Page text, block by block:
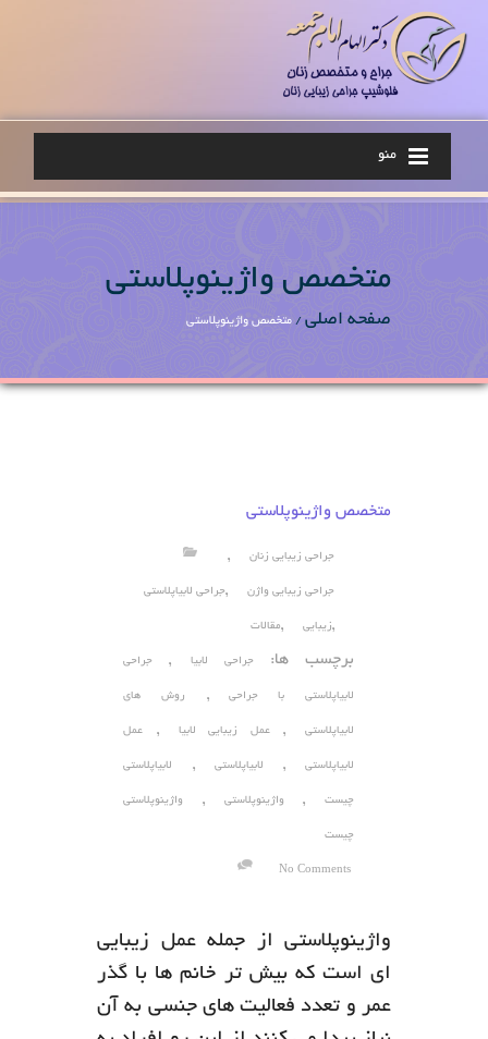
منو
متخصص واژینوپلاستی
صفحه اصلی / متخصص واژینوپلاستی
متخصص واژینوپلاستی
جراحی زیبایی زنان ,
جراحی زیبایی واژن ,جراحی لابیاپلاستی
,زیبایی ,مقالات
برچسب ها: جراحی لابیا , جراحی
لابیاپلاستی با جراحی , روش های
لابیاپلاستی ,عمل زیبایی لابیا , عمل
لابیاپلاستی , لابیاپلاستی , لابیاپلاستی
چیست , واژینوپلاستی , واژینوپلاستی
چیست
No Comments
واژینوپلاستی از جمله عمل زیبایی
ای است که بیش تر خانم ها با گذر
عمر و تعدد فعالیت های جنسی به آن